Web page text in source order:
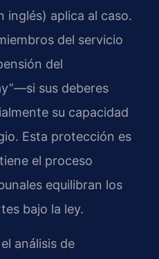
inglés) aplica al caso.
del servicio
del
sus deberes
su capacidad
Esta protección es
el proceso
equilibran los
bajo la ley.
análisis de